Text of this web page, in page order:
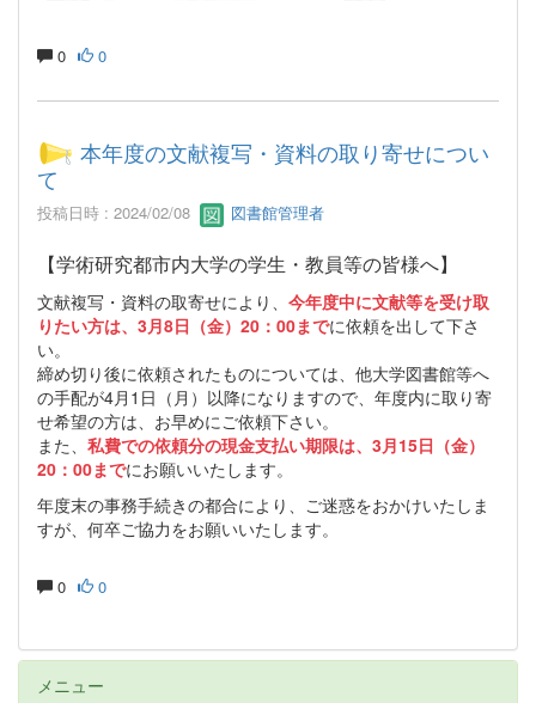
0 0
本年度の文献複写・資料の取り寄せについ
て
投稿日時 : 2024/02/08 図書館管理者
【学術研究都市内大学の学生・教員等の皆様へ】
文献複写・資料の取寄せにより、 今年度中に文献等を受け取
りたい方は、3月8日（金）20：00までに依頼を出して下さ
い。
締め切り後に依頼されたものについては、他大学図書館等へ
の手配が4月1日（月）以降になりますので、年度内に取り寄
せ希望の方は、お早めにご依頼下さい。
また、 私費での依頼分の現金支払い期限は、3月15日（金）
20：00までにお願いいたします。
年度末の事務手続きの都合により、ご迷惑をおかけいたしま
すが、何卒ご協力をお願いいたします。
0 0
メニュー